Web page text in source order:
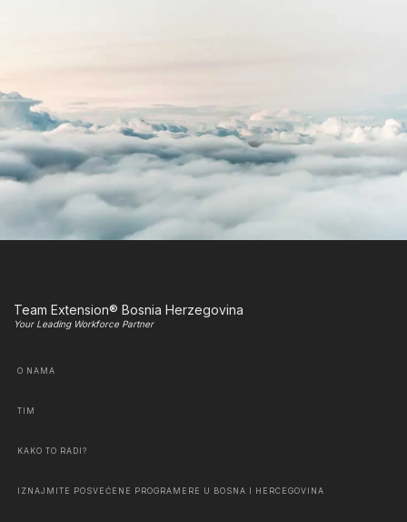
Team Extension® Bosnia Herzegovina
Your Leading Workforce Partner
O NAMA
TIM
KAKO TO RADI?
IZNAJMITE POSVEĆENE PROGRAMERE U BOSNA I HERCEGOVINA